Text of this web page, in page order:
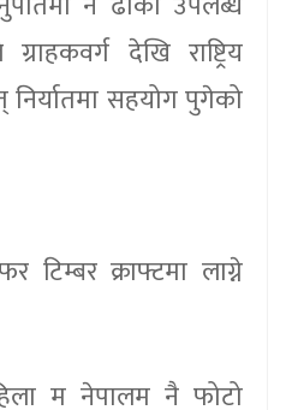
देखि राष्ट्रिय
निर्यातमा सहयोग पुगेको
टिम्बर क्राफ्टमा लाग्ने
म नेपालम नै फोटो